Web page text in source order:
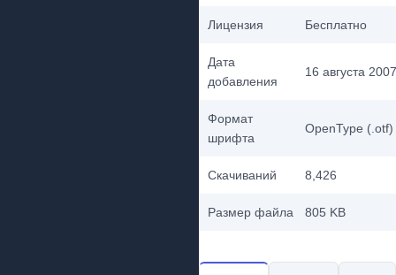
Лицензия Бесплатно
Дата
добавления
16 августа
Формат
шрифта
OpenType (.otf)
Скачиваний 8,426
Размер файла 805 KB